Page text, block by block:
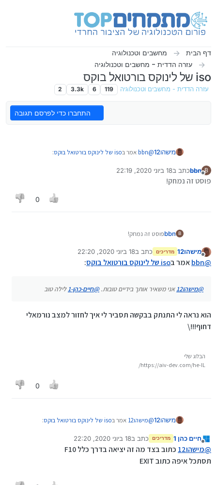
דף הבית
מחשבים וטכנולוגיה
עזרה הדדית - מחשבים וטכנולוגיה
iso של לינוקס בורטואל בוקס
עזרה הדדית - מחשבים וטכנולוגיה 119
6
3.3k
2
התחברו כדי לפרסם תגובה
מישהו12 @
bbn אמר בiso של לינוקס בורטואל בוקס :
B
bbnכתב ב18 ביוני 2020, 22:19
נערך לאחרונה על ידי
פוסט זה נמחק!
0
B
bbnפוסט זה נמחק!
מנותק
מישהו12 מדריכים כתב ב18 ביוני 2020, 22:20
נערך לאחרונה על ידי מישהו12
@
bbnאמר בiso של לינוקס בורטואל בוקס :
@מישהו12 אני משאיר אותך בידיים טובות.@חיים-כהן-1 לילה טוב
הוא נראה לי התנתק בבקשה תסביר לי איך לחזור למצב נורמאלי
דחוף!!!\
הבלוג שלי
https://aiv-dev.com/he-IL/
0
מישהו12 @מישהו12 אמר בiso של לינוקס בורטואל בוקס :
@
bbnאמר בiso של לינוקס בורטואל בוקס
עדיף לי מצידי לוותר מפחד על המחשב.איך אני מבטל הכל
חיים כהן 1 מדריכים כתב ב18 ביוני 2020, 22:20
נערך לאחרונה על ידי חיים כהן 1
@מישהו12
כתוב בצד מה זה יציאה בדרך כלל F10
תסתכל איפה כתוב EXIT